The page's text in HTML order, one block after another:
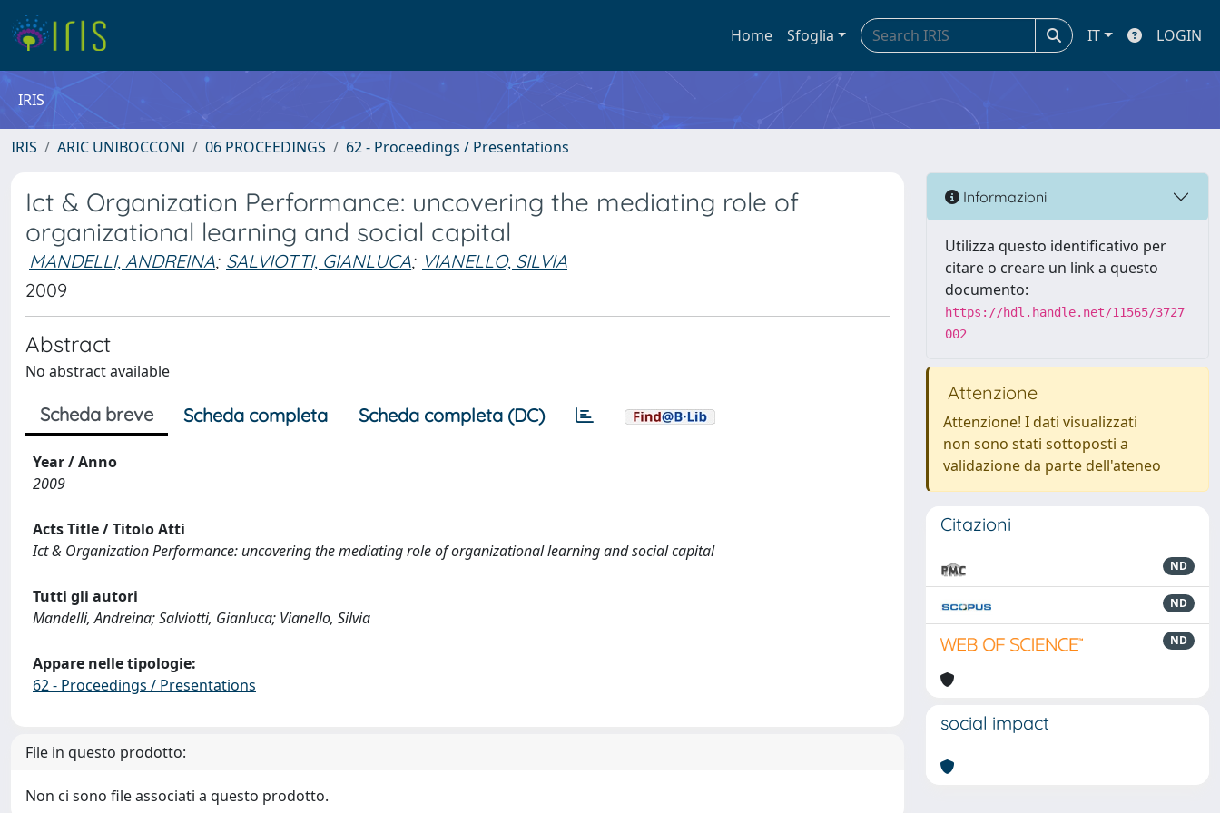
Home Sfoglia IT LOGIN
IRIS
IRIS ARIC UNIBOCCONI 06 PROCEEDINGS 62 - Proceedings / Presentations
Ict & Organization Performance: uncovering the mediating role of
organizational learning and social capital
MANDELLI, ANDREINA; SALVIOTTI, GIANLUCA; VIANELLO, SILVIA
2009
Abstract
No abstract available
Scheda breve Scheda completa Scheda completa (DC)
Year / Anno
2009
Acts Title / Titolo Atti
Ict & Organization Performance: uncovering the mediating role of organizational learning and social capital
Tutti gli autori
Mandelli, Andreina; Salviotti, Gianluca; Vianello, Silvia
Appare nelle tipologie:
62 - Proceedings / Presentations
File in questo prodotto:
Non ci sono file associati a questo prodotto.
Informazioni
Utilizza questo identificativo per
citare o creare un link a questo
documento:
https://hdl.handle.net/11565/3727
002
Attenzione
Attenzione! I dati visualizzati
non sono stati sottoposti a
validazione da parte dell'ateneo
Citazioni
ND
ND
ND
social impact